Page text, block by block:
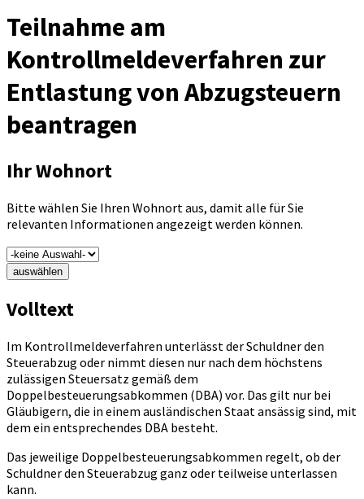
Teilnahme am
Kontrollmeldeverfahren zur
Entlastung von Abzugsteuern
beantragen
Ihr Wohnort
Bitte wählen Sie Ihren Wohnort aus, damit alle für Sie
relevanten Informationen angezeigt werden können.
auswählen
Volltext
Im Kontrollmeldeverfahren unterlässt der Schuldner den
Steuerabzug oder nimmt diesen nur nach dem höchstens
zulässigen Steuersatz gemäß dem
Doppelbesteuerungsabkommen (DBA) vor. Das gilt nur bei
Gläubigern, die in einem ausländischen Staat ansässig sind, mit
dem ein entsprechendes DBA besteht.
Das jeweilige Doppelbesteuerungsabkommen regelt, ob der
Schuldner den Steuerabzug ganz oder teilweise unterlassen
kann.